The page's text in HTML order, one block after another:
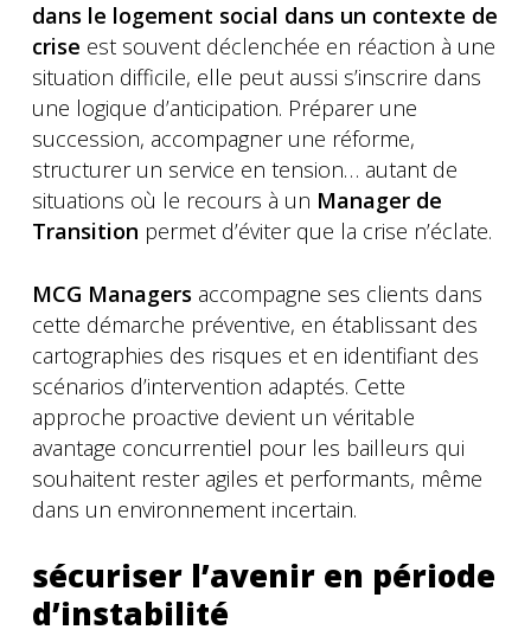
dans le logement social dans un contexte de
crise est souvent déclenchée en réaction à une
situation difficile, elle peut aussi s’inscrire dans
une logique d’anticipation. Préparer une
succession, accompagner une réforme,
structurer un service en tension… autant de
situations où le recours à un Manager de
Transition permet d’éviter que la crise n’éclate.
MCG Managers accompagne ses clients dans
cette démarche préventive, en établissant des
cartographies des risques et en identifiant des
scénarios d’intervention adaptés. Cette
approche proactive devient un véritable
avantage concurrentiel pour les bailleurs qui
souhaitent rester agiles et performants, même
dans un environnement incertain.
sécuriser l’avenir en période
d’instabilité